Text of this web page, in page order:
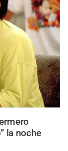
la noche